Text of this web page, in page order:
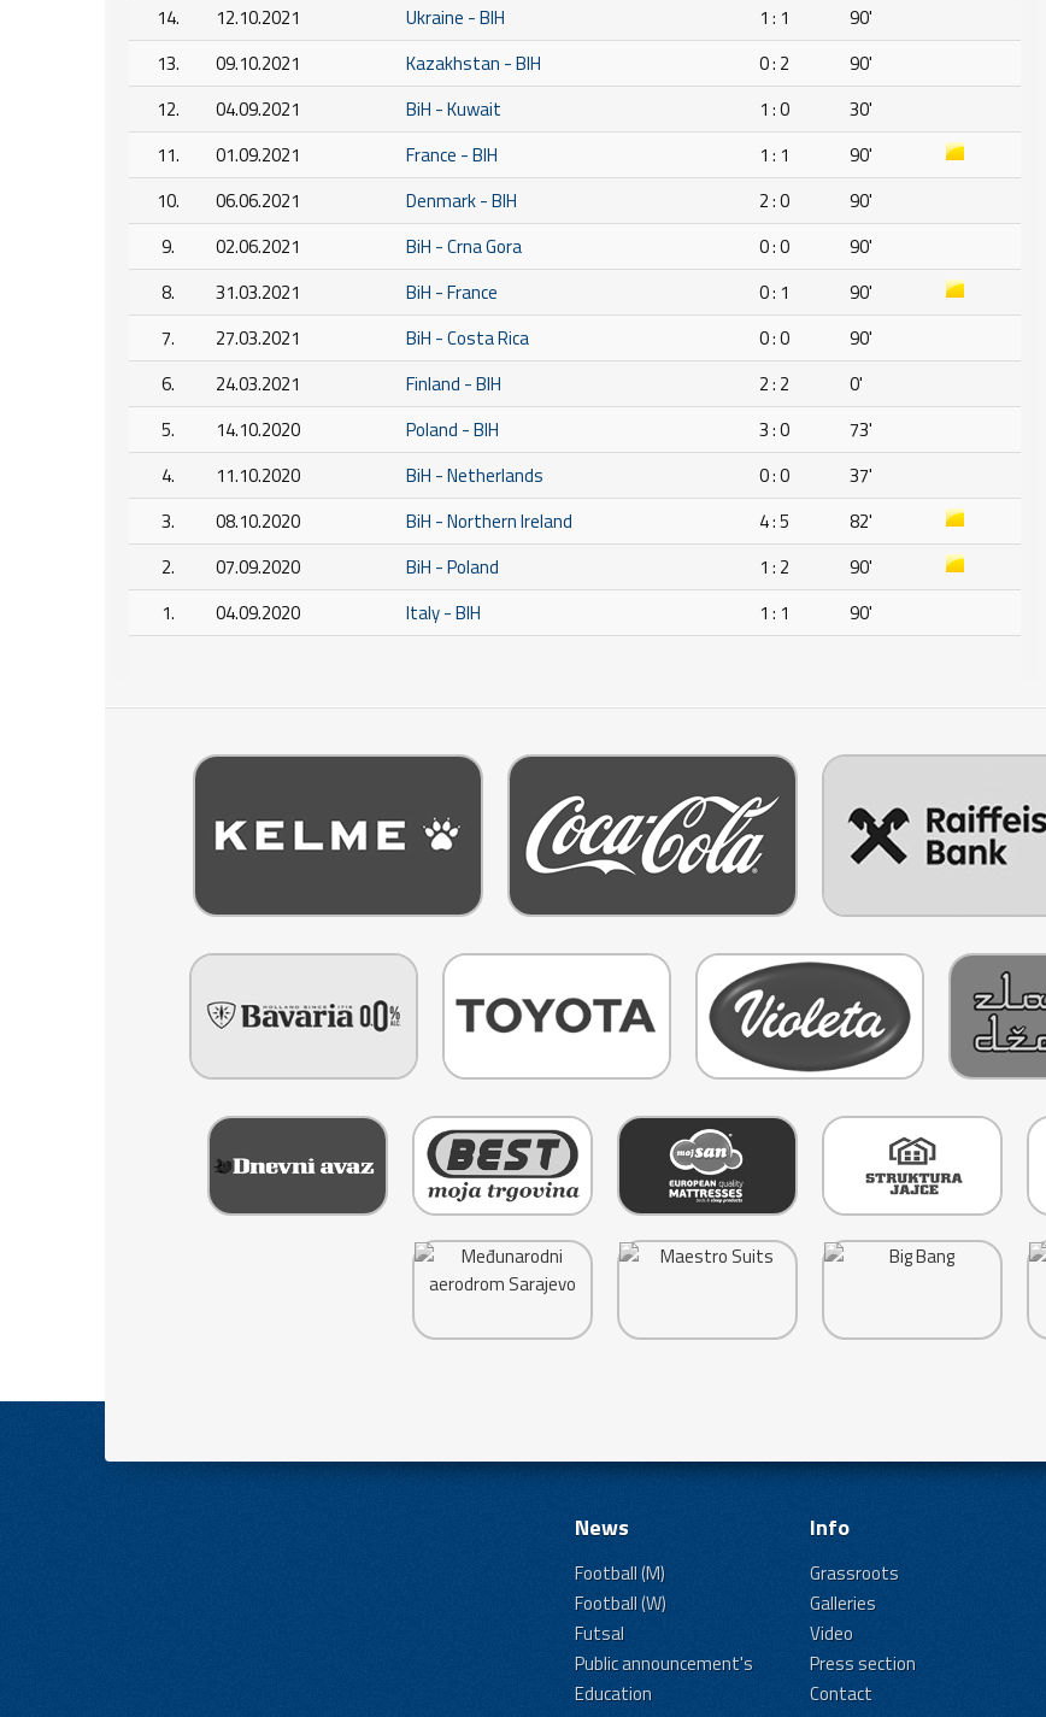
14.
12.10.2021 Ukraine - BIH 1 : 1
90'
13.
09.10.2021 Kazakhstan - BIH 0 : 2
90'
12.
04.09.2021 BiH - Kuwait 1 : 0
30'
11.
01.09.2021 France - BIH 1 : 1
90'
10.
06.06.2021 Denmark - BIH 2 : 0
90'
9.
02.06.2021 BiH - Crna Gora 0 : 0
90'
8.
31.03.2021 BiH - France 0 : 1
90'
7.
27.03.2021 BiH - Costa Rica 0 : 0
90'
6.
24.03.2021 Finland - BIH 2 : 2
0'
5.
14.10.2020 Poland - BIH 3 : 0
73'
4.
11.10.2020 BiH - Netherlands 0 : 0
37'
3.
08.10.2020 BiH - Northern Ireland 4 : 5
82'
2.
07.09.2020 BiH - Poland 1 : 2
90'
1.
04.09.2020 Italy - BIH 1 : 1 90'
News
Football (M)
Football (W)
Futsal
Public announcement's
Education
Info
Grassroots
Galleries
Video
Press section
Contact